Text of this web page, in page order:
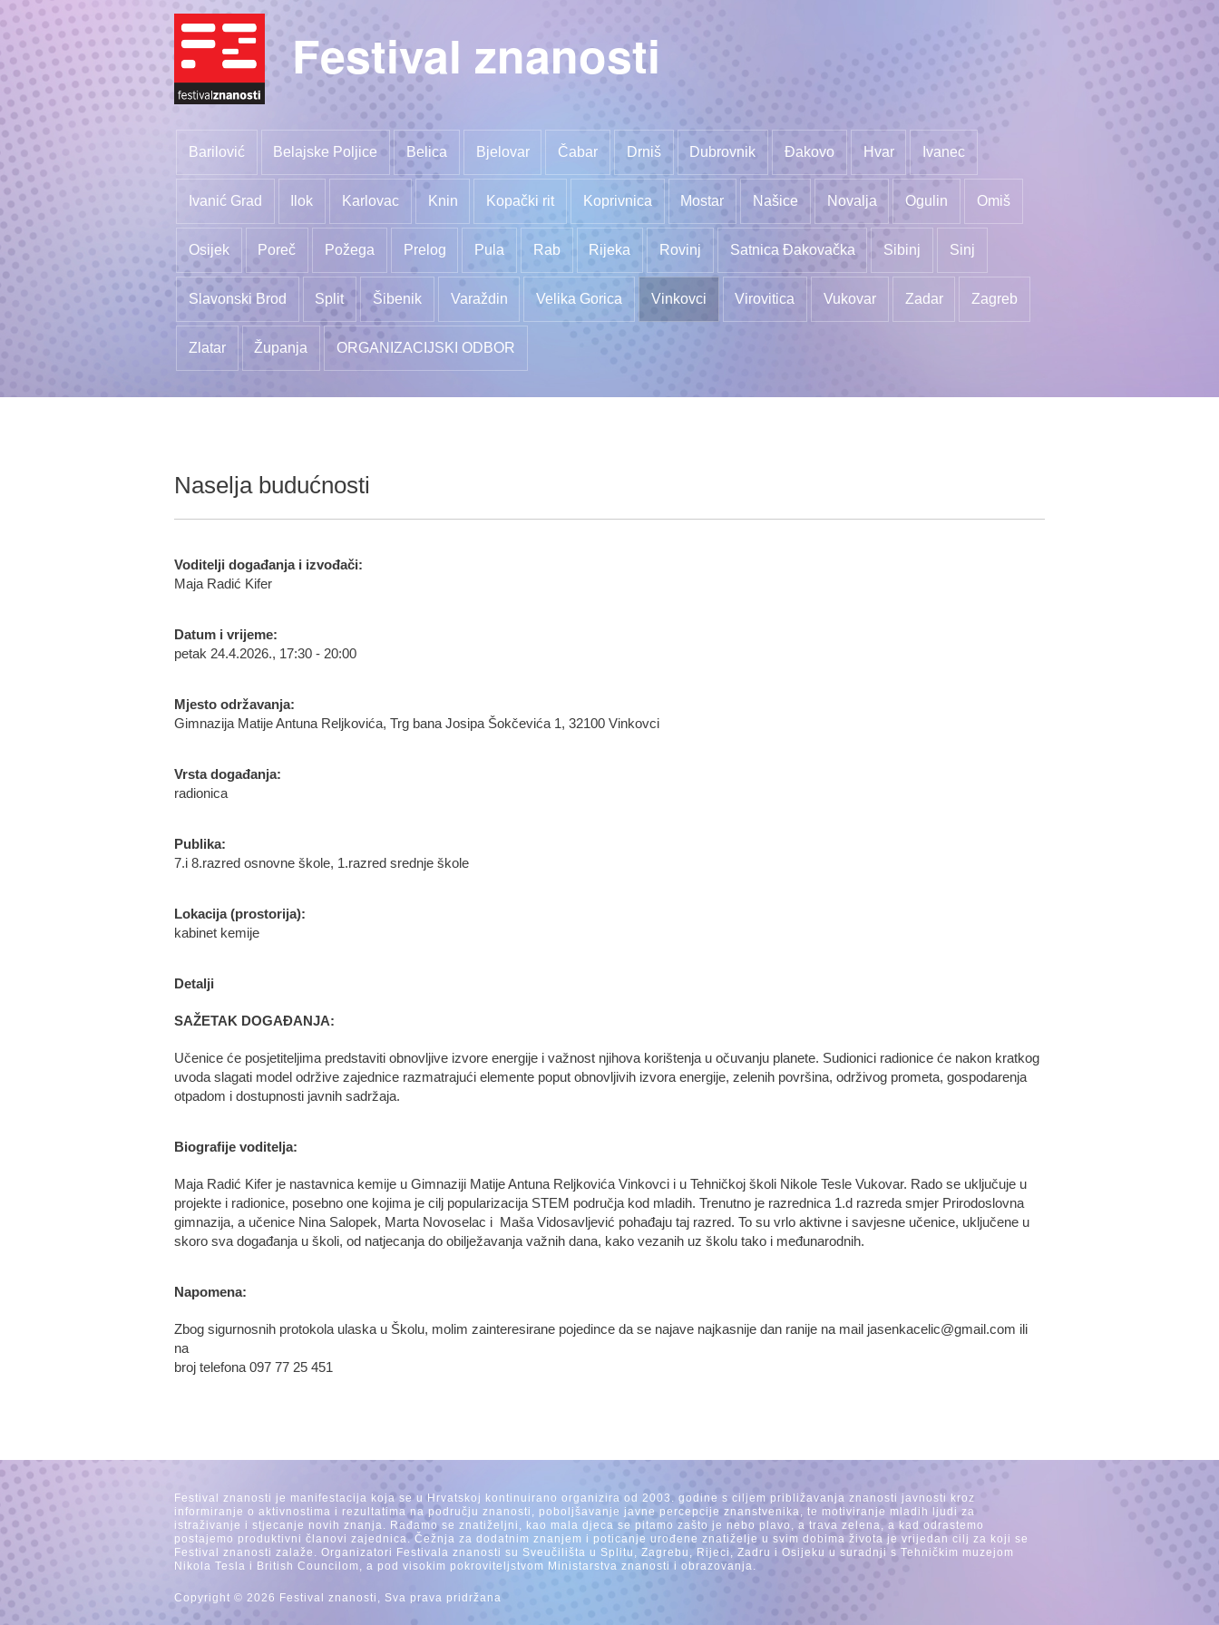
Festival znanosti
Barilović Belajske Poljice Belica Bjelovar Čabar Drniš Dubrovnik Đakovo Hvar Ivanec
Ivanić Grad Ilok Karlovac Knin Kopački rit Koprivnica Mostar Našice Novalja Ogulin Omiš
Osijek Poreč Požega Prelog Pula Rab Rijeka Rovinj Satnica Đakovačka Sibinj Sinj
Slavonski Brod Split Šibenik Varaždin Velika Gorica Vinkovci Virovitica Vukovar Zadar Zagreb
Zlatar Županja ORGANIZACIJSKI ODBOR
Naselja budućnosti
Voditelji događanja i izvođači:
Maja Radić Kifer
Datum i vrijeme:
petak 24.4.2026., 17:30 - 20:00
Mjesto održavanja:
Gimnazija Matije Antuna Reljkovića, Trg bana Josipa Šokčevića 1, 32100 Vinkovci
Vrsta događanja:
radionica
Publika:
7.i 8.razred osnovne škole, 1.razred srednje škole
Lokacija (prostorija):
kabinet kemije
Detalji
SAŽETAK DOGAĐANJA:
Učenice će posjetiteljima predstaviti obnovljive izvore energije i važnost njihova korištenja u očuvanju planete. Sudionici radionice će nakon kratkog
uvoda slagati model održive zajednice razmatrajući elemente poput obnovljivih izvora energije, zelenih površina, održivog prometa, gospodarenja
otpadom i dostupnosti javnih sadržaja.
Biografije voditelja:
Maja Radić Kifer je nastavnica kemije u Gimnaziji Matije Antuna Reljkovića Vinkovci i u Tehničkoj školi Nikole Tesle Vukovar. Rado se uključuje u
projekte i radionice, posebno one kojima je cilj popularizacija STEM područja kod mladih. Trenutno je razrednica 1.d razreda smjer Prirodoslovna
gimnazija, a učenice Nina Salopek, Marta Novoselac i Maša Vidosavljević pohađaju taj razred. To su vrlo aktivne i savjesne učenice, uključene u
skoro sva događanja u školi, od natjecanja do obilježavanja važnih dana, kako vezanih uz školu tako i međunarodnih.
Napomena:
Zbog sigurnosnih protokola ulaska u Školu, molim zainteresirane pojedince da se najave najkasnije dan ranije na mail jasenkacelic@gmail.com ili
na
broj telefona 097 77 25 451
Festival znanosti je manifestacija koja se u Hrvatskoj kontinuirano organizira od 2003. godine s ciljem približavanja znanosti javnosti kroz
informiranje o aktivnostima i rezultatima na području znanosti, poboljšavanje javne percepcije znanstvenika, te motiviranje mladih ljudi za
istraživanje i stjecanje novih znanja. Rađamo se znatiželjni, kao mala djeca se pitamo zašto je nebo plavo, a trava zelena, a kad odrastemo
postajemo produktivni članovi zajednica. Čežnja za dodatnim znanjem i poticanje urođene znatiželje u svim dobima života je vrijedan cilj za koji se
Festival znanosti zalaže. Organizatori Festivala znanosti su Sveučilišta u Splitu, Zagrebu, Rijeci, Zadru i Osijeku u suradnji s Tehničkim muzejom
Nikola Tesla i British Councilom, a pod visokim pokroviteljstvom Ministarstva znanosti i obrazovanja.
Copyright © 2026 Festival znanosti, Sva prava pridržana